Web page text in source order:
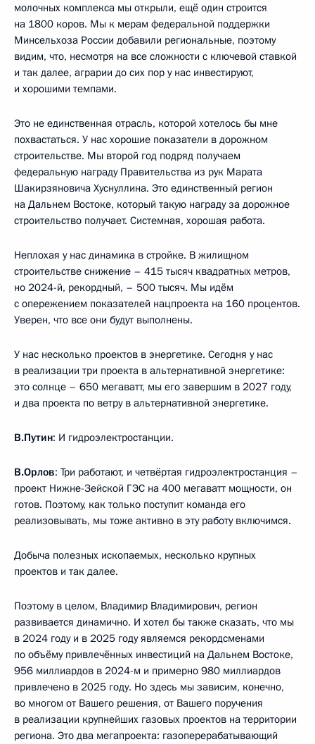
молочных комплекса мы открыли, ещё один строится
на 1800 коров. Мы к мерам федеральной поддержки
Минсельхоза России добавили региональные, поэтому
видим, что, несмотря на все сложности с ключевой ставкой
и так далее, аграрии до сих пор у нас инвестируют,
и хорошими темпами.
Это не единственная отрасль, которой хотелось бы мне
похвастаться. У нас хорошие показатели в дорожном
строительстве. Мы второй год подряд получаем
федеральную награду Правительства из рук Марата
Шакирзяновича Хуснуллина. Это единственный регион
на Дальнем Востоке, который такую награду за дорожное
строительство получает. Системная, хорошая работа.
Неплохая у нас динамика в стройке. В жилищном
строительстве снижение – 415 тысяч квадратных метров,
но 2024-й, рекордный, – 500 тысяч. Мы идём
с опережением показателей нацпроекта на 160 процентов.
Уверен, что все они будут выполнены.
У нас несколько проектов в энергетике. Сегодня у нас
в реализации три проекта в альтернативной энергетике:
это солнце – 650 мегаватт, мы его завершим в 2027 году,
и два проекта по ветру в альтернативной энергетике.
В.Путин: И гидроэлектростанции.
В.Орлов: Три работают, и четвёртая гидроэлектростанция –
проект Нижне-Зейской ГЭС на 400 мегаватт мощности, он
готов. Поэтому, как только поступит команда его
реализовывать, мы тоже активно в эту работу включимся.
Добыча полезных ископаемых, несколько крупных
проектов и так далее.
Поэтому в целом, Владимир Владимирович, регион
развивается динамично. И хотел бы также сказать, что мы
в 2024 году и в 2025 году являемся рекордсменами
по объёму привлечённых инвестиций на Дальнем Востоке,
956 миллиардов в 2024-м и примерно 980 миллиардов
привлечено в 2025 году. Но здесь мы зависим, конечно,
во многом от Вашего решения, от Вашего поручения
в реализации крупнейших газовых проектов на территории
региона. Это два мегапроекта: газоперерабатывающий